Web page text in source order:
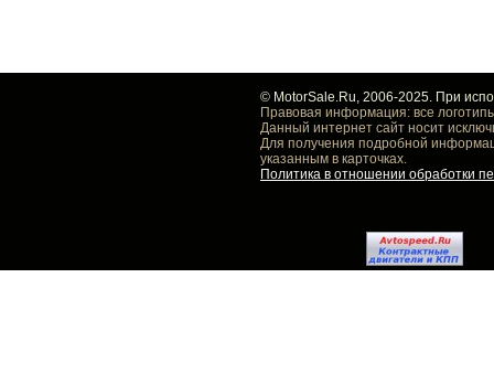
© MotorSale.Ru, 2006-2025. При
Правовая информация: все
Данный интернет сайт носит
Для получения подробной
указанным в карточках.
Политика в отношении обработки